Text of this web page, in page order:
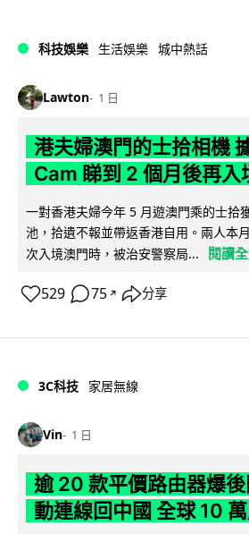
科技娛樂 生活娛樂 城中熱話
Lawton 1 日
港夫婦澳門的士拾相機
Cam 睇到 2 個月後再入
一對香港夫婦今年 5 月遊澳門乘的士拾
池，拾遺不報並帶返香港自用。兩人本
次入境澳門時，被治安警察局...
閱讀
529 75 ↗ 分享
3C科技 家居無線
Vin 1 日
逾 20 款平價路由器爆
動連線回中國 全球 10